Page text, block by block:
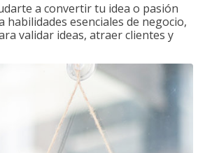
a convertir tu idea o pasión
esenciales de negocio,
validar ideas, atraer clientes y